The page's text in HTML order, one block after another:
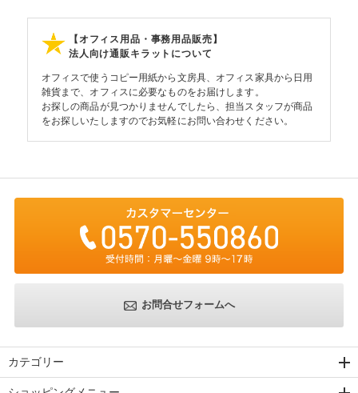
【オフィス用品・事務用品販売】
法人向け通販キラットについて
オフィスで使うコピー用紙から文房具、オフィス家具から日用
雑貨まで、オフィスに必要なものをお届けします。
お探しの商品が見つかりませんでしたら、担当スタッフが商品
をお探しいたしますのでお気軽にお問い合わせください。
お問合せフォームへ
カテゴリー